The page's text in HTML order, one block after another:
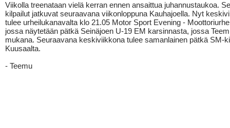
Viikolla treenataan vielä kerran ennen ansaittua juhannustaukoa.
kilpailut jatkuvat seuraavana viikonloppuna Kauhajoella. Nyt
tulee urheilukanavalta klo 21.05 Motor Sport Evening -
jossa näytetään pätkä Seinäjoen U-19 EM karsinnasta, jossa
mukana. Seuraavana keskiviikkona tulee samanlainen pätkä SM-
Kuusaalta.
- Teemu